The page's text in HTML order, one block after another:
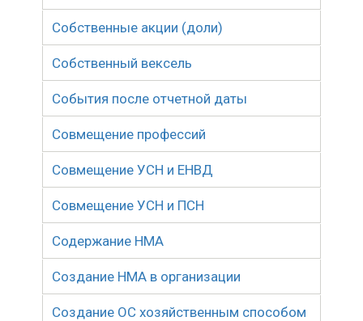
Собственные акции (доли)
Собственный вексель
События после отчетной даты
Совмещение профессий
Совмещение УСН и ЕНВД
Совмещение УСН и ПСН
Содержание НМА
Создание НМА в организации
Создание ОС хозяйственным способом